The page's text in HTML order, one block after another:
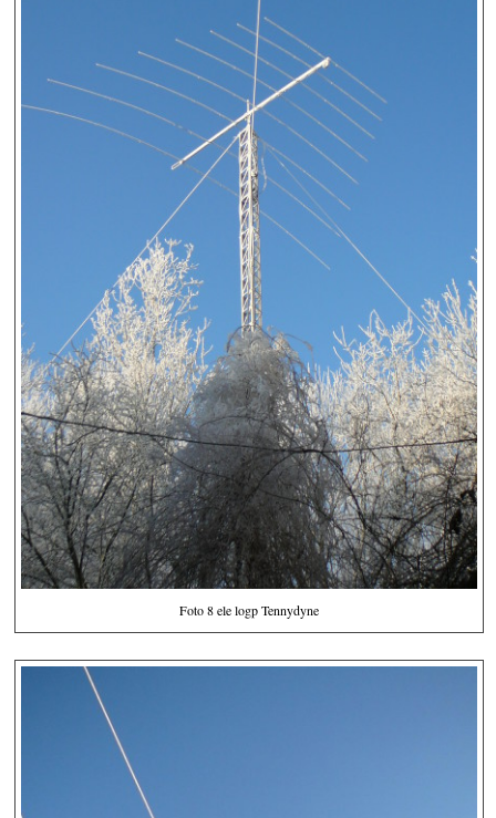
Foto 8 ele logp Tennydyne